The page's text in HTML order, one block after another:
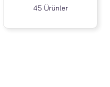
45 Ürünler